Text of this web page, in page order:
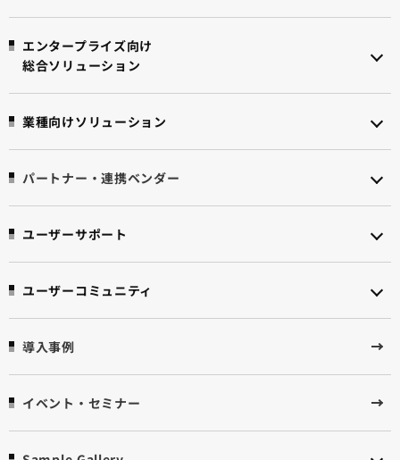
エンタープライズ向け
総合ソリューション
業種向けソリューション
パートナー・連携ベンダー
ユーザーサポート
ユーザーコミュニティ
導入事例
イベント・セミナー